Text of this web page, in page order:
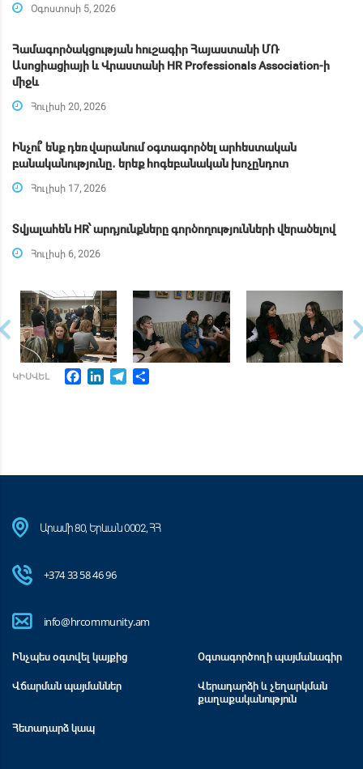
Օգոստոսի 5, 2026
Համագործակցության հուշագիր Հայաստանի ՄՌ
Ասոցիացիայի և Վրաստանի HR Professionals Association-ի
միջև
Հուլիսի 20, 2026
Ինչու՞ ենք դեռ վարանում օգտագործել արհեստական
բանականությունը․ երեք հոգեբանական խոչընդոտ
Հուլիսի 17, 2026
Տվյալահեն HR՝ արդյունքները գործողությունների վերածելով
Հուլիսի 6, 2026
ԿԻՍՎԵԼ Facebook
LinkedInTelegram
Արամի 80, Երևան 0002, ՀՀ
+374 33 58 46 96
info@hrcommunity.am
Ինչպես օգտվել կայքից
Օգտագործողի պայմանագիր
Վճարման պայմաններ
Վերադարձի և չեղարկման
քաղաքականություն
Հետադարձ կապ